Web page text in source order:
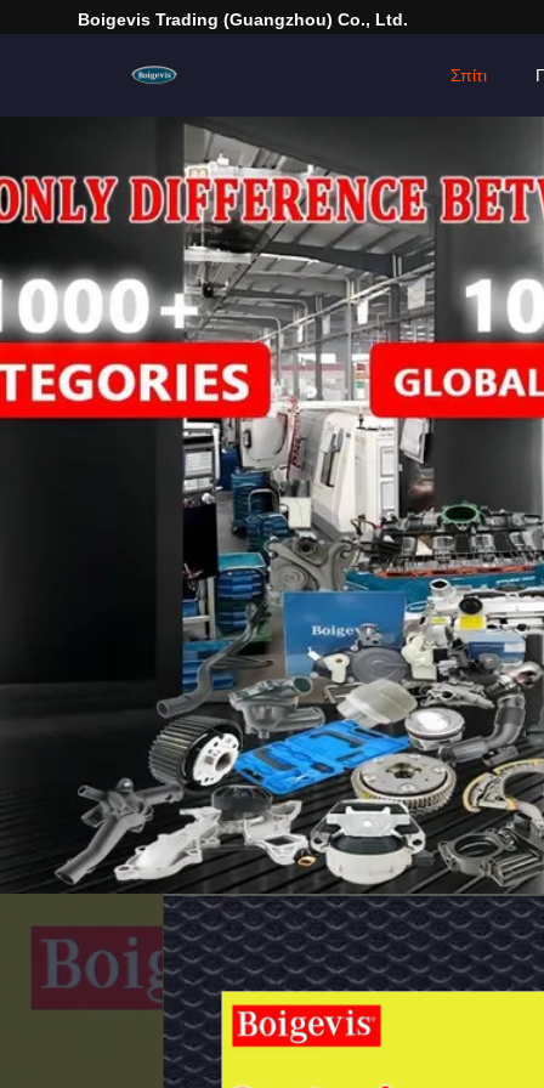
Boigevis Trading (guangzhou) Co., Ltd.
Σπίτι
Αμαξοστοιχία